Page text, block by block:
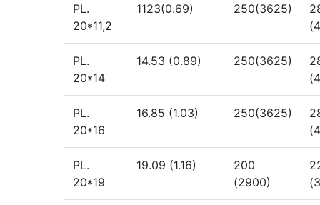
PL.
20*11,2
1123(0.69) 250(3625)
PL.
20*14
14.53 (0.89) 250(3625)
PL.
20*16
16.85 (1.03) 250(3625)
PL.
20*19
19.09 (1.16)
200
(2900)